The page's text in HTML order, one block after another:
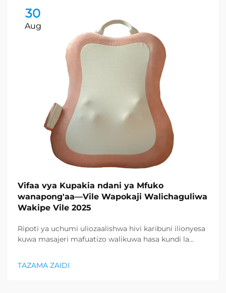
30
Aug
Vifaa vya Kupakia ndani ya Mfuko
wanapong'aa—Vile Wapokaji Walichaguliwa
Wakipe Vile 2025
Ripoti ya uchumi uliozaalishwa hivi karibuni ilionyesa
kuwa masajeri mafuatizo walikuwa hasa kundi la
kurejesha. Wakuzaji wamekuwa wamefahamu ...
TAZAMA ZAIDI